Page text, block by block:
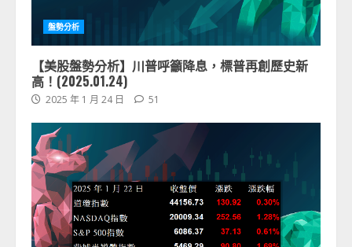
盤勢分析
【美股盤勢分析】川普呼籲降息，標普再創歷史新
高！(2025.01.24)
2025 年 1 月 24 日 51